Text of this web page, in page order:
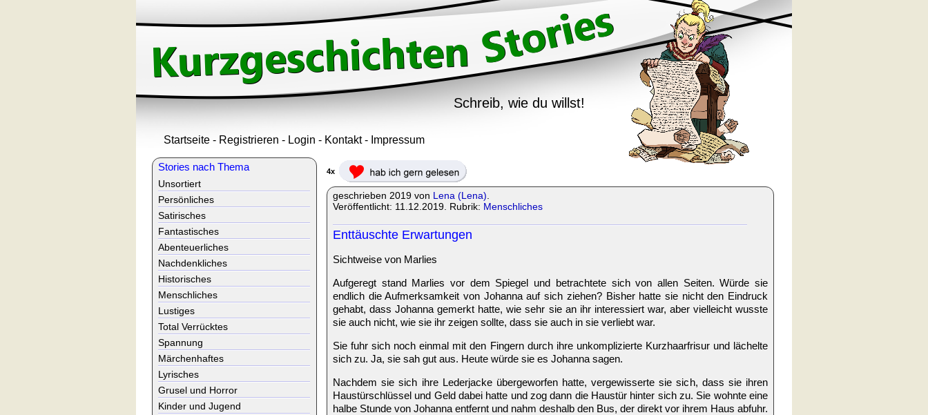
Schreib, wie du willst!
Startseite - Registrieren - Login - Kontakt- Impressum
4x
geschrieben 2019 von Lena (Lena)
Veröffentlicht: 11.12.2019. Rubrik: Menschliches
Enttäuschte Erwartungen
Sichtweise von Marlies
Aufgeregt stand Marlies vor dem Spiegel und betrachtete sich von allen Seiten. Würde sie
endlich die Aufmerksamkeit von Johanna auf sich ziehen? Bisher hatte sie nicht den Eindruck
gehabt, dass Johanna gemerkt hatte, wie sehr sie an ihr interessiert war, aber vielleicht wusste
sie auch nicht, wie sie ihr zeigen sollte, dass sie auch in sie verliebt war.
Sie fuhr sich noch einmal mit den Fingern durch ihre unkomplizierte Kurzhaarfrisur und lächelte
sich zu. Ja, sie sah gut aus. Heute würde sie es Johanna sagen.
Nachdem sie sich ihre Lederjacke übergeworfen hatte, vergewisserte sie sich, dass sie ihren
Haustürschlüssel und Geld dabei hatte und zog dann die Haustür hinter sich zu. Sie wohnte eine
halbe Stunde von Johanna entfernt und nahm deshalb den Bus, der direkt vor ihrem Haus abfuhr.
Stories nach Thema
Unsortiert
Persönliches
Satirisches
Fantastisches
Abenteuerliches
Nachdenkliches
Historisches
Menschliches
Lustiges
Total Verrücktes
Spannung
Märchenhaftes
Lyrisches
Grusel und Horror
Kinder und Jugend